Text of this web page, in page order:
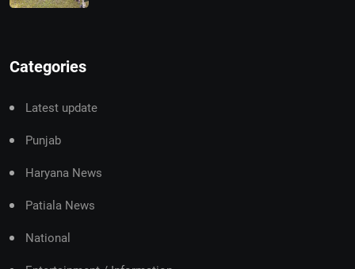
Categories
Latest update
Punjab
Haryana News
Patiala News
National